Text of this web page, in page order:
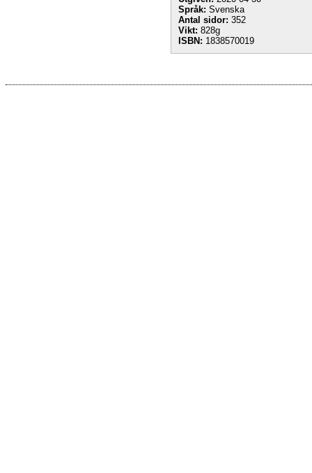
Språk: Svenska
Antal sidor: 352
Vikt: 828g
ISBN: 1838570019